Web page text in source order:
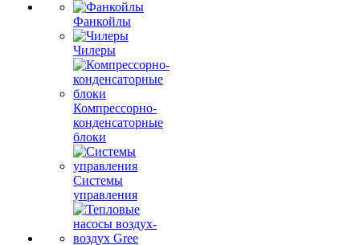
Фанкойлы
Чилеры
Компрессорно-
конденсаторные
блоки
Системы
управления